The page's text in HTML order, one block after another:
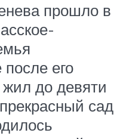
прошло в
его
до девяти
сад